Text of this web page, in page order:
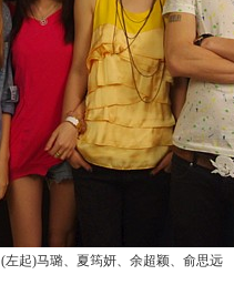
(左起)马璐、夏筠妍、余超颖、俞思远